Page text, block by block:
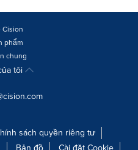
Cision
phẩm
chung
tôi
sách quyền riêng tư